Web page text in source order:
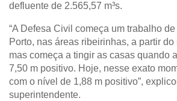
defluente de 2.565,57 m³s.
“A Defesa Civil começa um trabalho
Porto, nas áreas ribeirinhas, a partir
mas começa a tingir as casas quando
7,50 m positivo. Hoje, nesse exato
com o nível de 1,88 m positivo”,
superintendente.